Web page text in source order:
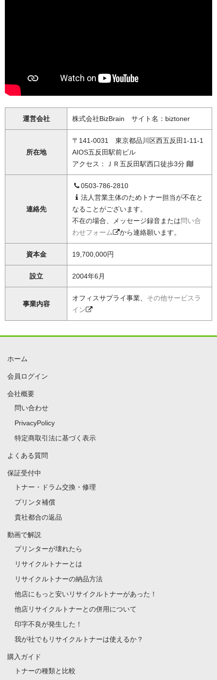
運営会社 株式会社BizBrain サイト名：biztoner
所在地
〒141-0031 東京都品川区西五反田1-11-1
AIOS五反田駅前ビル
アクセス：ＪＲ五反田駅西口徒歩3分
連絡先
0503-786-2810
法人営業主体のためトナー担当が不在と
なることがございます。
不在の場合、メッセージ録音または問い合
わせフォーム
から連絡願います。
資本金 19,700,000円
設立 2004年6月
事業内容
オフィスサプライ事業、 その他サービスラ
イン
ホーム
会員ログイン
会社概要
問い合わせ
PrivacyPolicy
特定商取引法に基づく表示
よくある質問
保証受付中
トナー・ドラム交換・修理
プリンタ補償
貴社都合の返品
動画で解説
プリンターが壊れたら
リサイクルトナーとは
リサイクルトナーの納品方法
他店にもっと安いリサイクルトナーがあった！
他店リサイクルトナーとの併用について
印字不良が発生した！
我が社でもリサイクルトナーは使えるか？
購入ガイド
トナーの種類と比較